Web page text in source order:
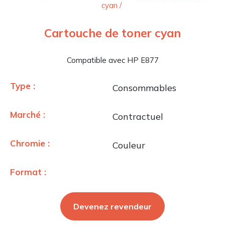
cyan /
Cartouche de toner cyan
Compatible avec HP E877
Type : Consommables
Marché : Contractuel
Chromie : Couleur
Format :
Devenez revendeur